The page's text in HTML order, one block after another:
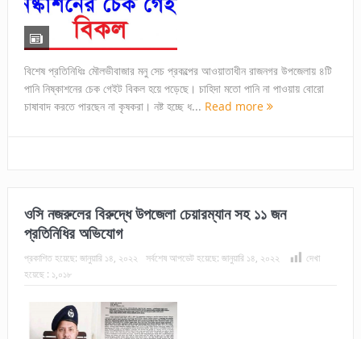
বিশেষ প্রতিনিধিঃ মৌলভীবাজার মনু সেচ প্রকল্পের আওয়াতাধীন রাজনগর উপজেলায় ৪টি
পানি নিষ্কাশনের চেক গেইট বিকল হয়ে পড়েছে। চাহিদা মতো পানি না পাওয়ায় বোরো
চাষাবাদ করতে পারছেন না কৃষকরা। নষ্ট হচ্ছে ধ... Read more
ওসি নজরুলের বিরুদ্ধে উপজেলা চেয়ারম্যান সহ ১১ জন
প্রতিনিধির অভিযোগ
প্রকাশিত হয়েছে: জানুয়ারি ১৪, ২০২২ সর্বশেষ আপডেট হয়েছে: জানুয়ারি ১৪, ২০২২
দেখা
হয়েছে : ১,০১৮